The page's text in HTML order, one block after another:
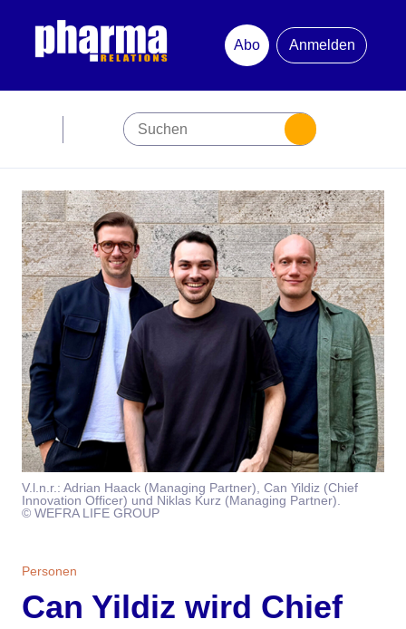
Abo
Anmelden
Premiumpartner
Jubiläum
Newsletter
Mediadaten
Themen
Marketing
Branche
Digital Health
Magazin
Aktuelle Ausgabe
Abonnement
Kontakt
Werben
V.l.n.r.: Adrian Haack (Managing Partner), Can Yildiz (Chief
Innovation Officer) und Niklas Kurz (Managing Partner).
© WEFRA LIFE GROUP
Personen
Can Yildiz wird Chief